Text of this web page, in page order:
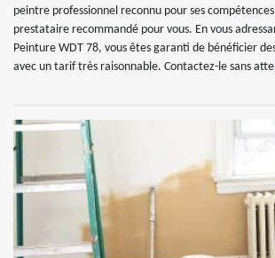
peintre professionnel reconnu pour ses
prestataire recommandé pour vous. En vous
Peinture WDT 78, vous êtes garanti de bénéficier
avec un tarif très raisonnable. Contactez-le sans